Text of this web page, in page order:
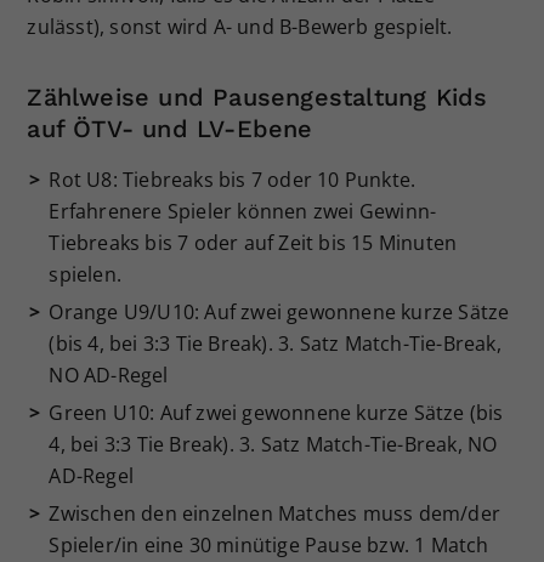
zulässt), sonst wird A- und B-Bewerb gespielt.
Zählweise und Pausengestaltung Kids
auf ÖTV- und LV-Ebene
Rot U8: Tiebreaks bis 7 oder 10 Punkte.
Erfahrenere Spieler können zwei Gewinn-
Tiebreaks bis 7 oder auf Zeit bis 15 Minuten
spielen.
Orange U9/U10: Auf zwei gewonnene kurze Sätze
(bis 4, bei 3:3 Tie Break). 3. Satz Match-Tie-Break,
NO AD-Regel
Green U10: Auf zwei gewonnene kurze Sätze (bis
4, bei 3:3 Tie Break). 3. Satz Match-Tie-Break, NO
AD-Regel
Zwischen den einzelnen Matches muss dem/der
Spieler/in eine 30 minütige Pause bzw. 1 Match
Zweck
Dieser Wert speichert Ihre Consent-
zufällig generierte ID, für die
historische Speicherung Ihrer
vorgenommen Einstellungen, falls der
hat.